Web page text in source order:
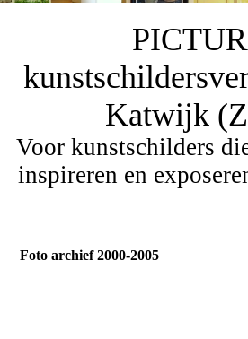
Katwijk
Voor kunstschilders
inspireren en
Foto archief 2000-2005